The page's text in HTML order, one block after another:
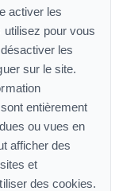
activer les
utilisez pour vous
les
sur le site.
entièrement
ou vues en
afficher des
et
des cookies.